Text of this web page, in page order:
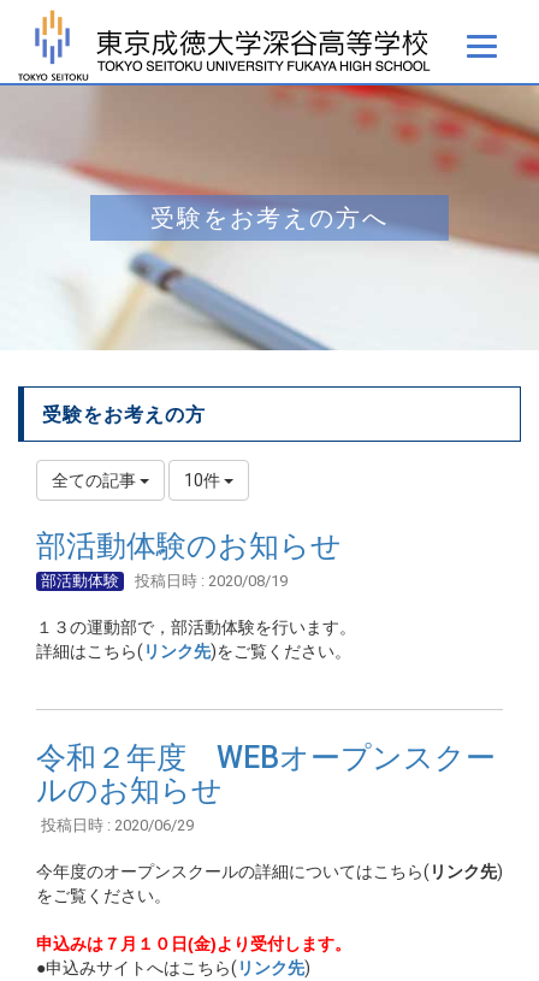
受験をお考えの方へ
受験をお考えの方
全ての記事 10件
部活動体験のお知らせ
部活動体験 投稿日時 : 2020/08/19
１３の運動部で，部活動体験を行います。
詳細はこちら( リンク先)をご覧ください。
令和２年度 WEBオープンスクー
ルのお知らせ
投稿日時 : 2020/06/29
今年度のオープンスクールの詳細についてはこちら( リンク先)
をご覧ください。
申込みは７月１０日(金)より受付します。
●申込みサイトへはこちら( リンク先)